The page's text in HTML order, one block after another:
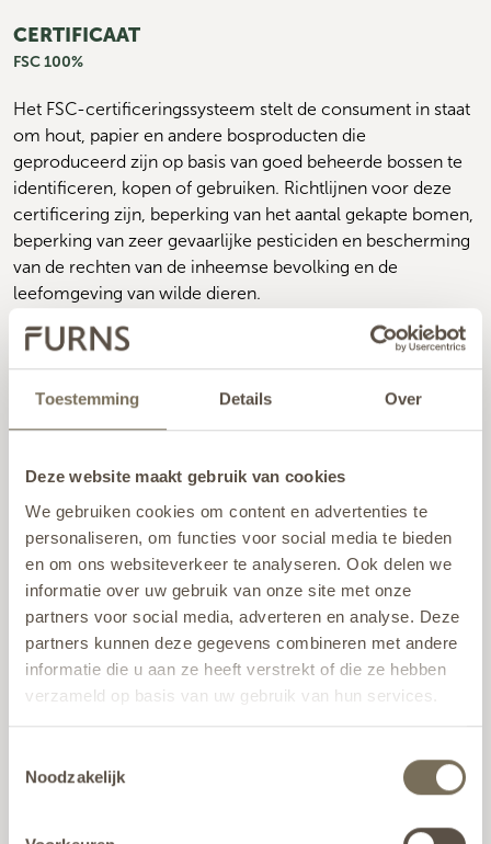
Toestemming Details Over
Deze website maakt gebruik van cookies
We gebruiken cookies om content en advertenties te
personaliseren, om functies voor social media te bieden
en om ons websiteverkeer te analyseren. Ook delen we
informatie over uw gebruik van onze site met onze
partners voor social media, adverteren en analyse. Deze
partners kunnen deze gegevens combineren met andere
informatie die u aan ze heeft verstrekt of die ze hebben
verzameld op basis van uw gebruik van hun services.
jehier.
Noodzakelijk
CERTIFICAAT
FSC 100%
Het FSC-certificeringssysteem stelt de consument in staat
om hout, papier en andere bosproducten die
geproduceerd zijn op basis van goed beheerde bossen te
identificeren, kopen of gebruiken. Richtlijnen voor deze
certificering zijn, beperking van het aantal gekapte bomen,
beperking van zeer gevaarlijke pesticiden en bescherming
van de rechten van de inheemse bevolking en de
leefomgeving van wilde dieren.
FSC wordt wereldwijd gezien als het beste en strengste
certificeringssysteem voor duurzaam en verantwoord
bosbeheer. FSC is ontwikkeld om de continue vernietiging
van bossen wereldwijd tegen te gaan. De leverancier van
materiaal.
DUURZAAMHEIDSKLASSE
Klasse 2 (EN 350)
De duurzaamheidsklasse is de klassering van de
duurzaamheid van houtsoorten, het geeft een indicatie
voor de levensduur van houtsoorten. Voor deze natuurlijke
duurzaamheid tegen schimmels en dergelijke bestaan vijf
onder duurzaamheidsklasse 2.